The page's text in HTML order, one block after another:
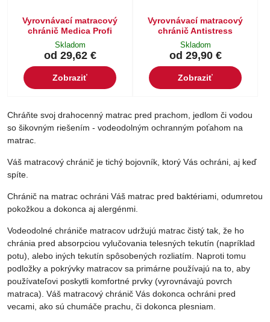
Vyrovnávací matracový
chránič Medica Profi
Skladom
od 29,62 €
Zobraziť
Vyrovnávací matracový
chránič Antistress
Skladom
od 29,90 €
Zobraziť
Chráňte svoj drahocenný matrac pred prachom, jedlom či vodou
so šikovným riešením - vodeodolným ochranným poťahom na
matrac.
Váš matracový chránič je tichý bojovník, ktorý Vás ochráni, aj keď
spíte.
Chránič na matrac ochráni Váš matrac pred baktériami, odumretou
pokožkou a dokonca aj alergénmi.
Vodeodolné chrániče matracov udržujú matrac čistý tak, že ho
chránia pred absorpciou vylučovania telesných tekutín (napríklad
potu), alebo iných tekutín spôsobených rozliatím. Naproti tomu
podložky a pokrývky matracov sa primárne používajú na to, aby
používateľovi poskytli komfortné prvky (vyrovnávajú povrch
matraca). Váš matracový chránič Vás dokonca ochráni pred
vecami, ako sú chumáče prachu, či dokonca plesniam.